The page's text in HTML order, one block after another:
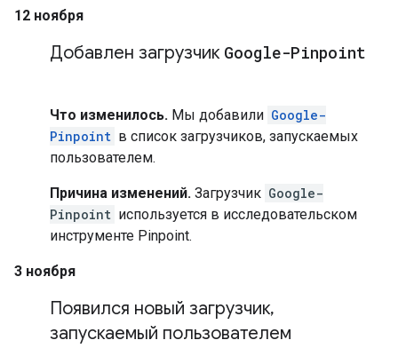
12 ноября
Добавлен загрузчик Google-Pinpoint
Что изменилось. Мы добавили Google-
Pinpoint в список загрузчиков, запускаемых
пользователем.
Причина изменений. Загрузчик Google-
Pinpoint используется в исследовательском
инструменте Pinpoint.
3 ноября
Появился новый загрузчик,
запускаемый пользователем